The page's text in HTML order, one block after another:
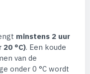
minstens 2 uur
°C). Een koude
van de
onder 0 °C wordt